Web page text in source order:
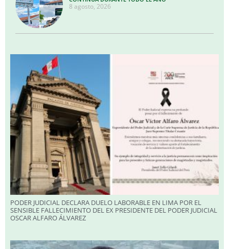
8 agosto, 2026
PODER JUDICIAL DECLARA DUELO LABORABLE EN LIMA POR EL
SENSIBLE FALLECIMIENTO DEL EX PRESIDENTE DEL PODER JUDICIAL
OSCAR ALFARO ÁLVAREZ